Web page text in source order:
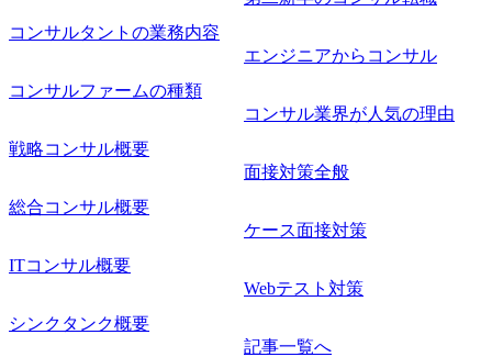
コンサルタントの業務内容
コンサルファームの種類
戦略コンサル概要
総合コンサル概要
ITコンサル概要
シンクタンク概要
エンジニアからコンサル
コンサル業界が人気の理由
面接対策全般
ケース面接対策
Webテスト対策
記事一覧へ